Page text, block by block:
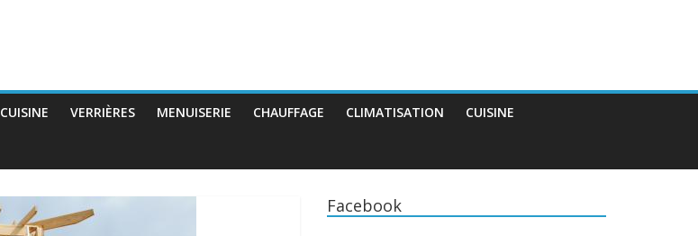
CUISINE VERRIÈRES MENUISERIE CHAUFFAGE CLIMATISATION CUISINE
Facebook